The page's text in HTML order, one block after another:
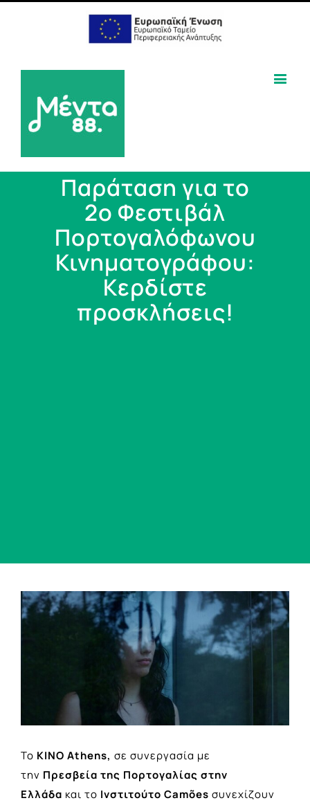
Παράταση για το
2ο Φεστιβάλ
Πορτογαλόφωνου
Κινηματογράφου:
Κερδίστε
προσκλήσεις!
View
Larger
Το ΚΙΝΟ Athens, σε συνεργασία με
την Πρεσβεία της Πορτογαλίας στην
Ελλάδα και το Ινστιτούτο Camões συνεχίζουν